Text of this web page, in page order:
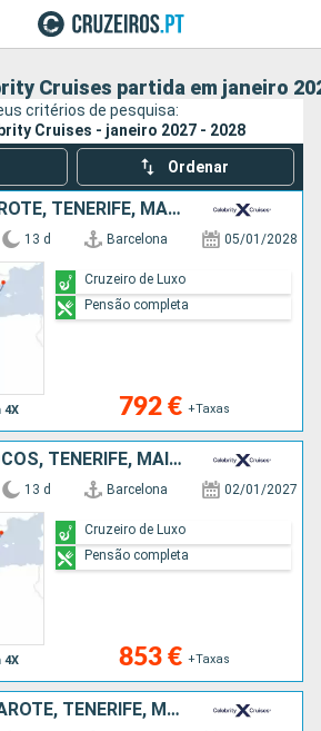
Cruises partida em janeiro
critérios de pesquisa:
Cruises - janeiro 2027 - 2028
Ordenar
ESPANHA, LANZAROTE, TENERIFE, MAIORCA, PORTUGAL, MARROCOS
4X
13 d Barcelona 05/01/2028
792 € +Taxas
Cruzeiro de Luxo
Pensão completa
ESPANHA, MARROCOS, TENERIFE, MAIORCA, LANZAROTE, GIBRALTAR
4X
13 d Barcelona 02/01/2027
853 € +Taxas
Cruzeiro de Luxo
Pensão completa
GIBRALTAR, LANZAROTE, TENERIFE, MAIORCA, MARROCOS, ESPANHA